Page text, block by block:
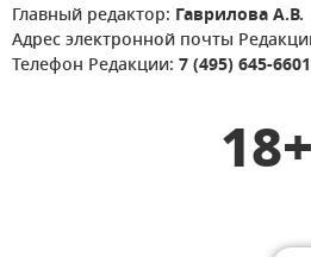
Главный редактор: Гаврилова А.В.
Адрес электронной почты
Телефон Редакции: 7 (495) 645-6601
18+